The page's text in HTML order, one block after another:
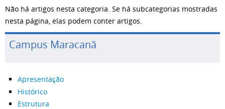
Não há artigos nesta categoria. Se há subcategorias mostradas
nesta página, elas podem conter artigos.
Campus Maracanã
Apresentação
Histórico
Estrutura